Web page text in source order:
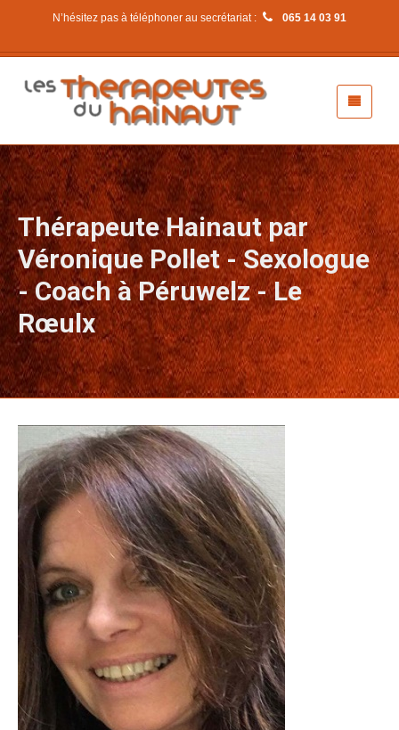
N’hésitez pas à téléphoner au secrétariat : 065 14 03 91
Thérapeute Hainaut par
Véronique Pollet - Sexologue
- Coach à Péruwelz - Le
Rœulx